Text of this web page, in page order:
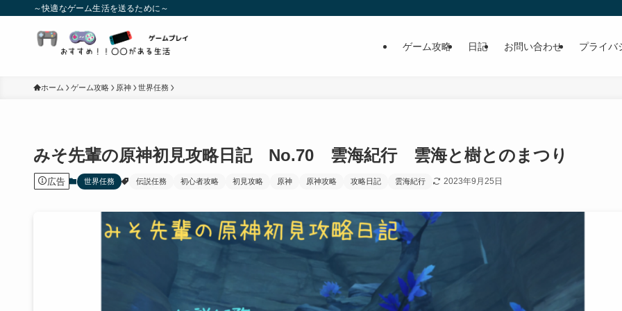
～快適なゲーム生活を送るために～
ゲーム攻略 日記 お問い合わせ プライバ
ホーム ゲーム攻略 原神 世界任務
みそ先輩の原神初見攻略日記 No.70 雲海紀行 雲海と樹とのまつり
広告 世界任務 伝説任務 初心者攻略 初見攻略 原神 原神攻略 攻略日記 雲海紀行 2023年9月25日